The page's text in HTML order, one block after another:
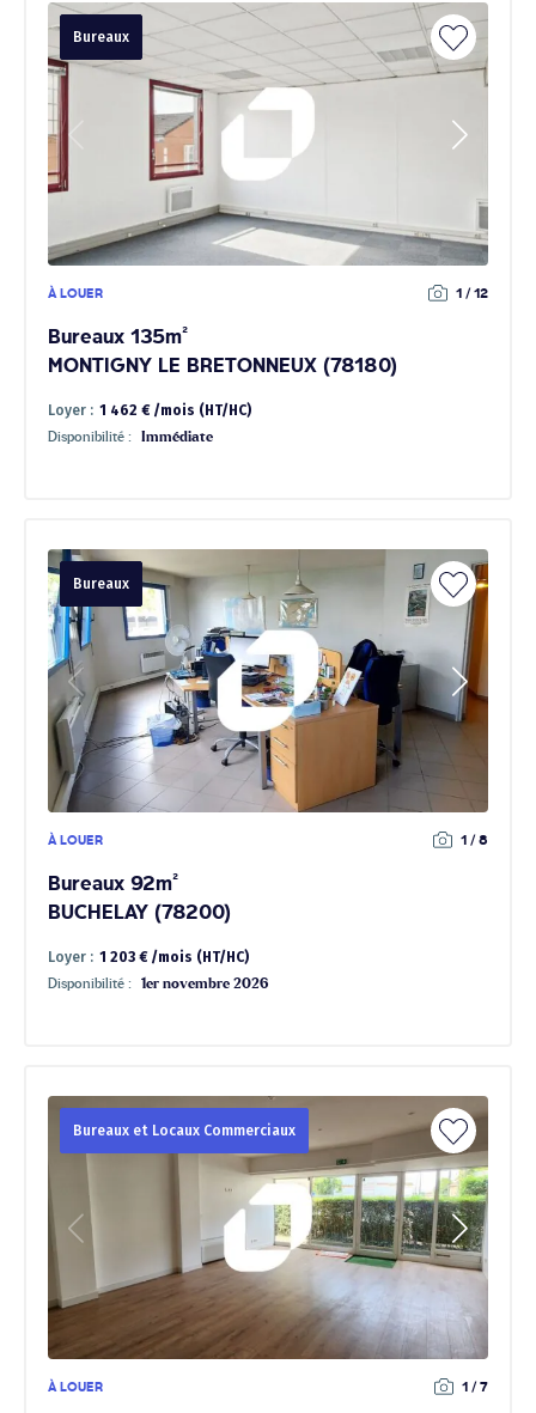
Bureaux
À LOUER 1 / 12
Bureaux 135m²
MONTIGNY LE BRETONNEUX (78180)
Loyer : 1 462 € /mois (HT/HC)
Disponibilité : Immédiate
Bureaux
À LOUER 1 / 8
Bureaux 92m²
BUCHELAY (78200)
Loyer : 1 203 € /mois (HT/HC)
Disponibilité : 1er novembre 2026
Bureaux et Locaux Commerciaux
À LOUER 1 / 7